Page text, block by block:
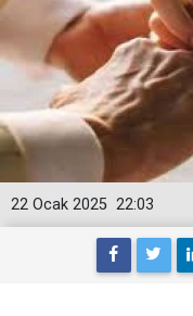
22:03
22 Ocak 2025